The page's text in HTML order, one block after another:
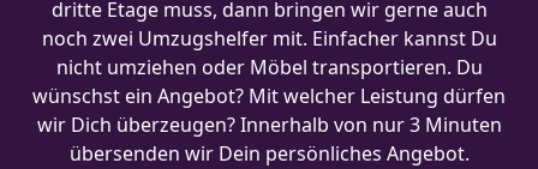
dritte Etage muss, dann bringen wir gerne auch
noch zwei Umzugshelfer mit. Einfacher kannst Du
nicht umziehen oder Möbel transportieren. Du
wünschst ein Angebot? Mit welcher Leistung dürfen
wir Dich überzeugen? Innerhalb von nur 3 Minuten
übersenden wir Dein persönliches Angebot.